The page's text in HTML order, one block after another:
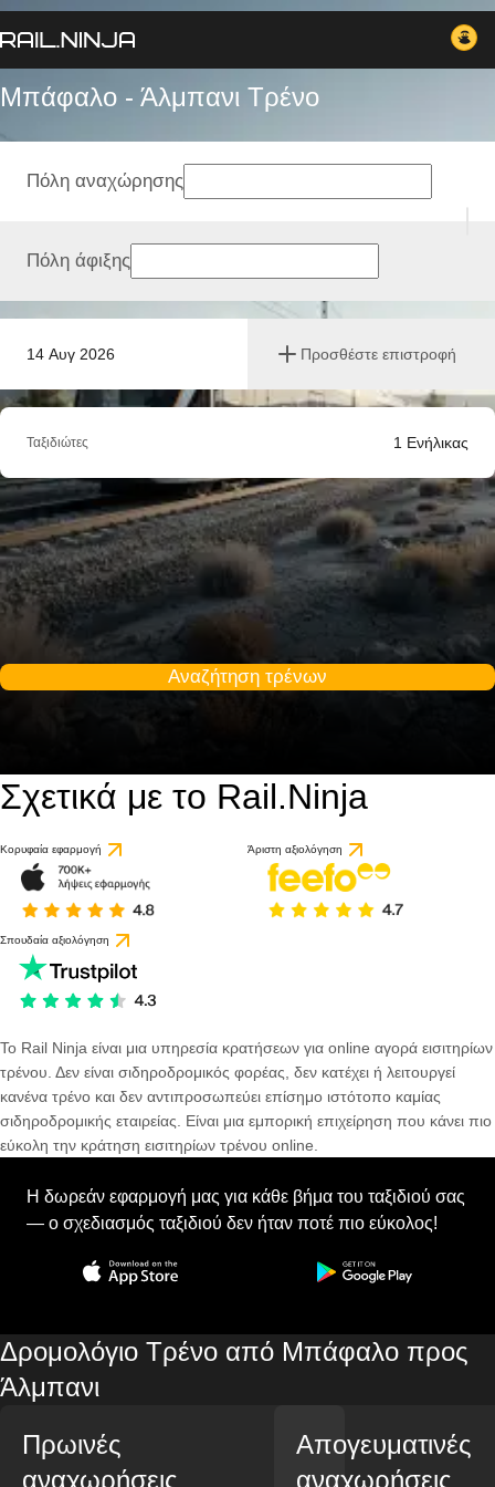
Μπάφαλο - Άλμπανι Tρένο
14 Αυγ 2026 Προσθέστε επιστροφή
Πόλη αναχώρησης
Πόλη άφιξης
Ταξιδιώτες 1 Ενήλικας
Αναζήτηση τρένων
Σχετικά με το Rail.Ninja
Κορυφαία εφαρμογή Άριστη αξιολόγηση
Σπουδαία αξιολόγηση
Το Rail Ninja είναι μια υπηρεσία κρατήσεων για online αγορά εισιτηρίων
τρένου. Δεν είναι σιδηροδρομικός φορέας, δεν κατέχει ή λειτουργεί
κανένα τρένο και δεν αντιπροσωπεύει επίσημο ιστότοπο καμίας
σιδηροδρομικής εταιρείας. Είναι μια εμπορική επιχείρηση που κάνει πιο
εύκολη την κράτηση εισιτηρίων τρένου online.
Η δωρεάν εφαρμογή μας για κάθε βήμα του ταξιδιού σας
— ο σχεδιασμός ταξιδιού δεν ήταν ποτέ πιο εύκολος!
Δρομολόγιο Τρένο από Μπάφαλο προς
Άλμπανι
Πρωινές
αναχωρήσεις
Απογευματινές
αναχωρήσεις